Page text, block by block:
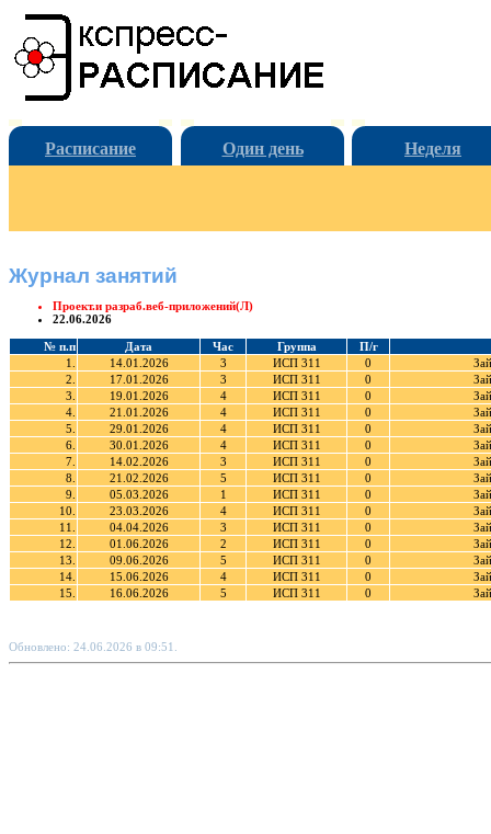
Расписание Один день Неделя
Журнал занятий
Проект.и разраб.веб-приложений(Л)
22.06.2026
№ п.п Дата Час Группа
П/г
1.
14.01.2026 3 ИСП 311 0
2.
17.01.2026 3 ИСП 311 0
3.
19.01.2026 4 ИСП 311 0
4.
21.01.2026 4 ИСП 311 0
5.
29.01.2026 4 ИСП 311 0
6.
30.01.2026 4 ИСП 311 0
7.
14.02.2026 3 ИСП 311 0
8.
21.02.2026 5 ИСП 311 0
9.
05.03.2026 1 ИСП 311 0
10.
23.03.2026 4 ИСП 311 0
11.
04.04.2026 3 ИСП 311 0
12.
01.06.2026 2 ИСП 311 0
13.
09.06.2026 5 ИСП 311 0
14.
15.06.2026 4 ИСП 311 0
15.
16.06.2026 5 ИСП 311 0
Обновлено: 24.06.2026 в 09:51.